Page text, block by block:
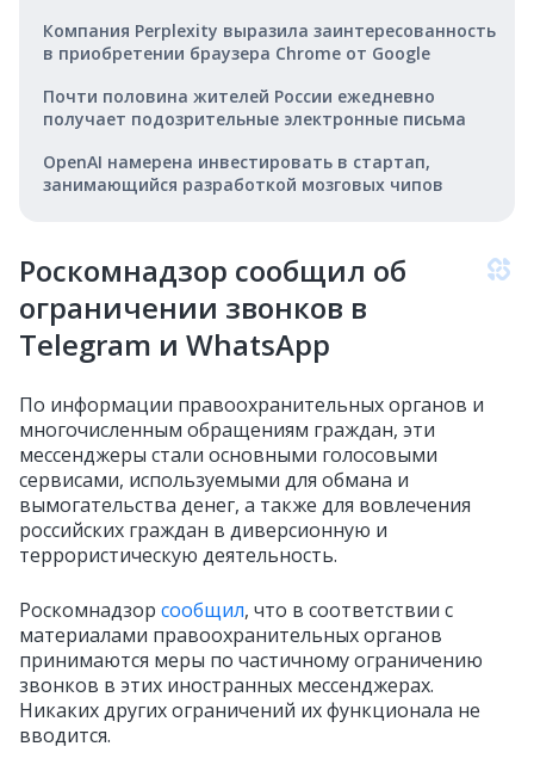
Компания Perplexity выразила заинтересованность
в приобретении браузера Chrome от Google
Почти половина жителей России ежедневно
получает подозрительные электронные письма
OpenAI намерена инвестировать в стартап,
занимающийся разработкой мозговых чипов
Роскомнадзор сообщил об
ограничении звонков в
Telegram и WhatsApp
По информации правоохранительных органов и
многочисленным обращениям граждан, эти
мессенджеры стали основными голосовыми
сервисами, используемыми для обмана и
вымогательства денег, а также для вовлечения
российских граждан в диверсионную и
террористическую деятельность.
Роскомнадзор сообщил, что в соответствии с
материалами правоохранительных органов
принимаются меры по частичному ограничению
звонков в этих иностранных мессенджерах.
Никаких других ограничений их функционала не
вводится.